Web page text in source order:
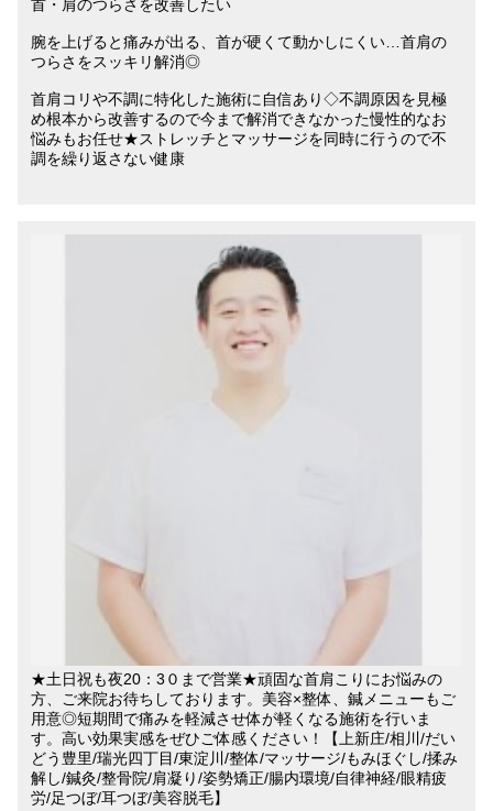
首・肩のつらさを改善したい
腕を上げると痛みが出る、首が硬くて動かしにくい…首肩の
つらさをスッキリ解消◎
首肩コリや不調に特化した施術に自信あり◇不調原因を見極
め根本から改善するので今まで解消できなかった慢性的なお
悩みもお任せ★ストレッチとマッサージを同時に行うので不
調を繰り返さない健康
★土日祝も夜20：3０まで営業★頑固な首肩こりにお悩みの
方、ご来院お待ちしております。美容×整体、鍼メニューもご
用意◎短期間で痛みを軽減させ体が軽くなる施術を行いま
す。高い効果実感をぜひご体感ください！【上新庄/相川/だい
どう豊里/瑞光四丁目/東淀川/整体/マッサージ/もみほぐし/揉み
解し/鍼灸/整骨院/肩凝り/姿勢矯正/腸内環境/自律神経/眼精疲
労/足つぼ/耳つぼ/美容脱毛】